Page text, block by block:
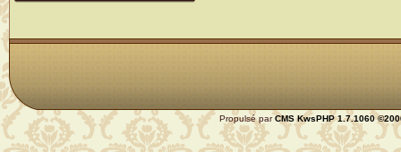
Propulsé par CMS KwsPHP 1.7.1060